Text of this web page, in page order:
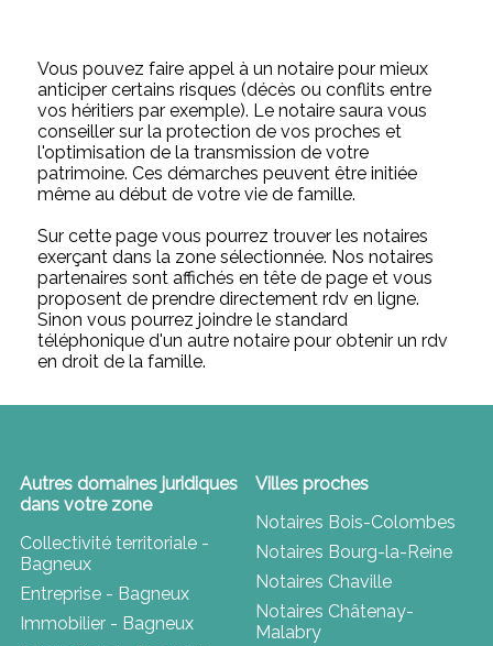
Vous pouvez faire appel à un notaire pour mieux
anticiper certains risques (décès ou conflits entre
vos héritiers par exemple). Le notaire saura vous
conseiller sur la protection de vos proches et
l'optimisation de la transmission de votre
patrimoine. Ces démarches peuvent être initiée
même au début de votre vie de famille.
Sur cette page vous pourrez trouver les notaires
exerçant dans la zone sélectionnée. Nos notaires
partenaires sont affichés en tête de page et vous
proposent de prendre directement rdv en ligne.
Sinon vous pourrez joindre le standard
téléphonique d'un autre notaire pour obtenir un rdv
en droit de la famille.
Autres domaines juridiques
dans votre zone
Collectivité territoriale -
Bagneux
Entreprise - Bagneux
Immobilier - Bagneux
Villes proches
Notaires Bois-Colombes
Notaires Bourg-la-Reine
Notaires Chaville
Notaires Châtenay-
Malabry